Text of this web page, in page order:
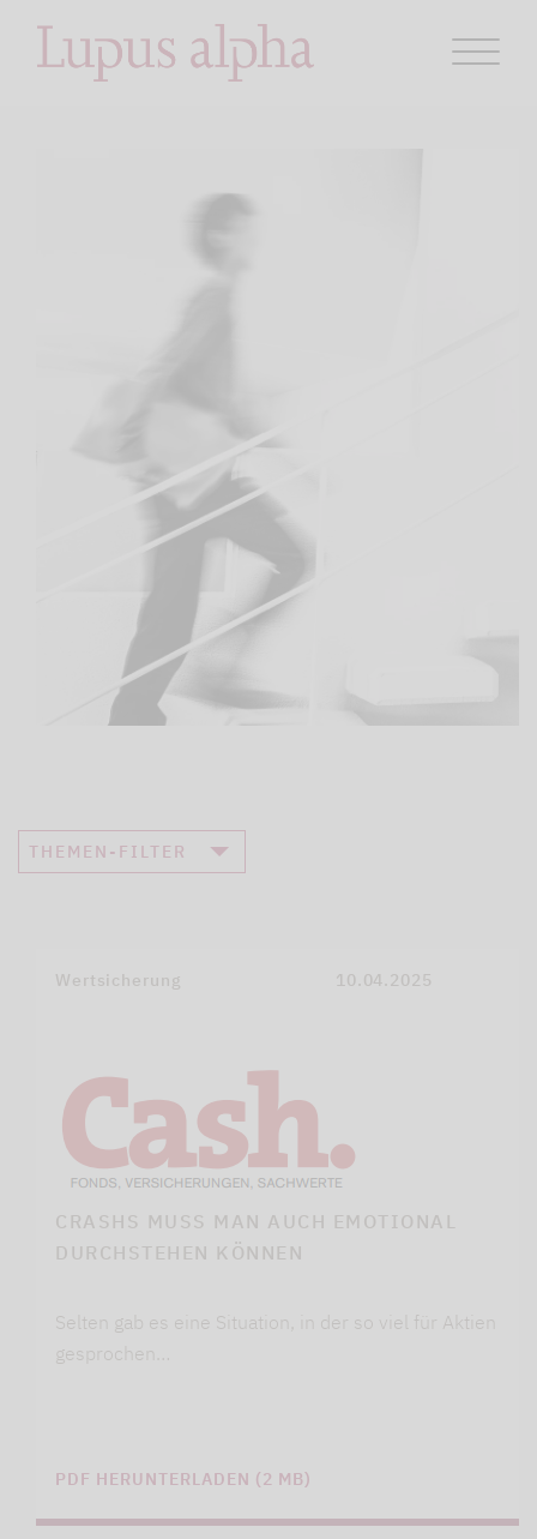
THEMEN-FILTER
Wertsicherung 10.04.2025
CRASHS MUSS MAN AUCH EMOTIONAL
DURCHSTEHEN KÖNNEN
Selten gab es eine Situation, in der so viel für Aktien
gesprochen…
PDF HERUNTERLADEN (2 MB)